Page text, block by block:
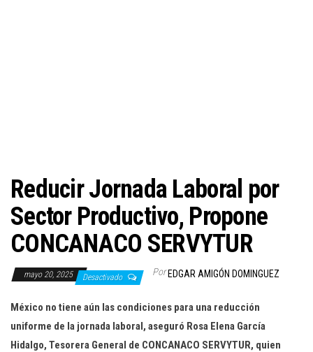
Reducir Jornada Laboral por
Sector Productivo, Propone
CONCANACO SERVYTUR
mayo 20, 2025 Desactivado Por EDGAR AMIGÓN DOMINGUEZ
México no tiene aún las condiciones para una reducción
uniforme de la jornada laboral, aseguró Rosa Elena García
Hidalgo, Tesorera General de CONCANACO SERVYTUR, quien